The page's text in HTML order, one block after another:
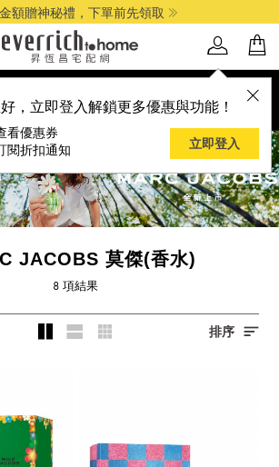
額贈神秘禮，下單前先領取
，立即登入解鎖更多優惠與功能！
看優惠券
閱折扣通知
立即登入
品牌選單
JACOBS 莫傑(香水)
8 項結果
排序